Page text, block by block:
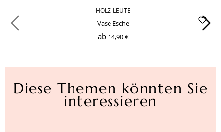
HOLZ-LEUTE
Vase Esche
ab 14,90 €
Diese Themen könnten Sie
interessieren